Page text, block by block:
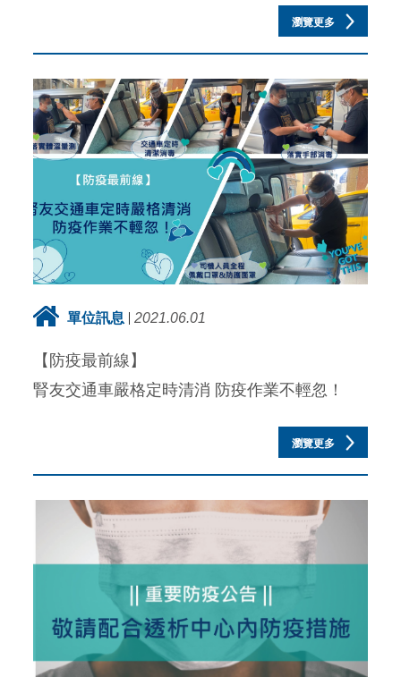
瀏覽更多
單位訊息 2021.06.01
【防疫最前線】
腎友交通車嚴格定時清消 防疫作業不輕忽！
瀏覽更多